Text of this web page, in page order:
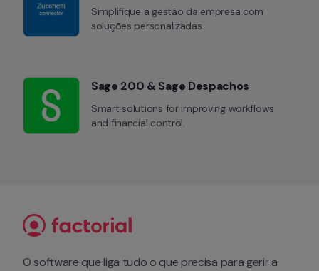
Simplifique a gestão da empresa com
soluções personalizadas.
Sage 200 & Sage Despachos
Smart solutions for improving workflows
and financial control.
O software que liga tudo o que precisa para gerir a